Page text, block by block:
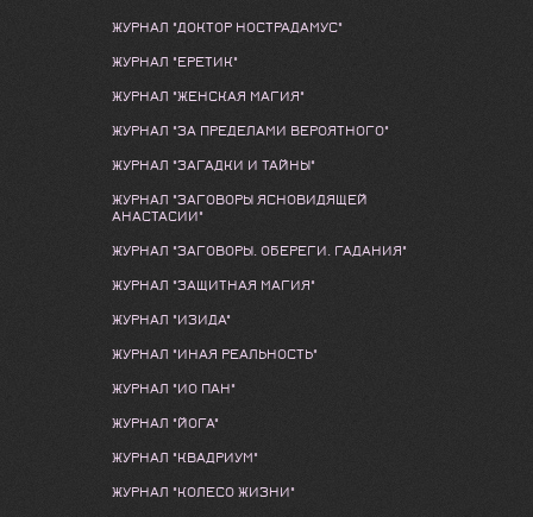
ЖУРНАЛ "ДОКТОР НОСТРАДАМУС"
ЖУРНАЛ "ЕРЕТИК"
ЖУРНАЛ "ЖЕНСКАЯ МАГИЯ"
ЖУРНАЛ "ЗА ПРЕДЕЛАМИ ВЕРОЯТНОГО"
ЖУРНАЛ "ЗАГАДКИ И ТАЙНЫ"
ЖУРНАЛ "ЗАГОВОРЫ ЯСНОВИДЯЩЕЙ
АНАСТАСИИ"
ЖУРНАЛ "ЗАГОВОРЫ. ОБЕРЕГИ. ГАДАНИЯ"
ЖУРНАЛ "ЗАЩИТНАЯ МАГИЯ"
ЖУРНАЛ "ИЗИДА"
ЖУРНАЛ "ИНАЯ РЕАЛЬНОСТЬ"
ЖУРНАЛ "ИО ПАН"
ЖУРНАЛ "ЙОГА"
ЖУРНАЛ "КВАДРИУМ"
ЖУРНАЛ "КОЛЕСО ЖИЗНИ"